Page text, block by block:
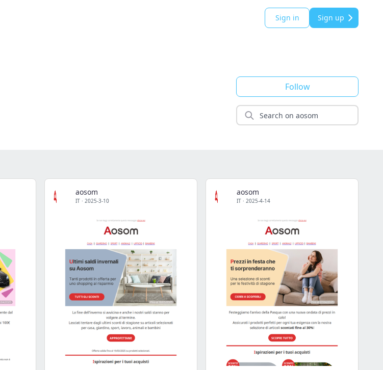
Sign in Sign up
Follow
aosom
IT · 2025-3-10
aosom
IT · 2025-4-14